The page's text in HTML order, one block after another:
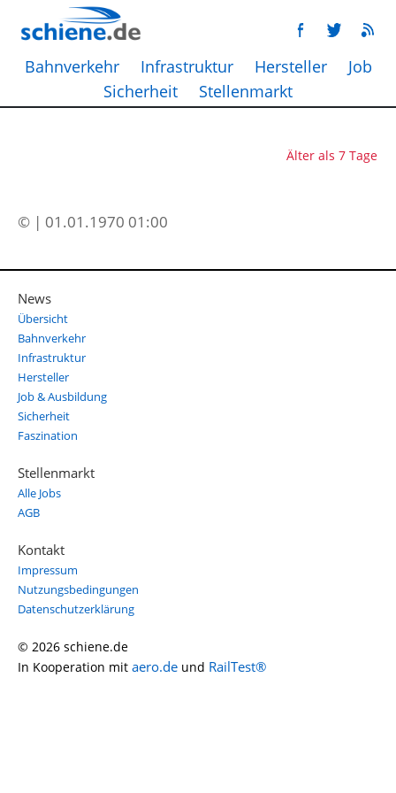
Bahnverkehr Infrastruktur Hersteller
Job
Sicherheit
Stellenmarkt
Älter als 7 Tage
© | 01.01.1970 01:00
News
Übersicht
Bahnverkehr
Infrastruktur
Hersteller
Job & Ausbildung
Sicherheit
Faszination
Stellenmarkt
Alle Jobs
AGB
Kontakt
Impressum
Nutzungsbedingungen
Datenschutzerklärung
© 2026 schiene.de
In Kooperation mit aero.de und RailTest®